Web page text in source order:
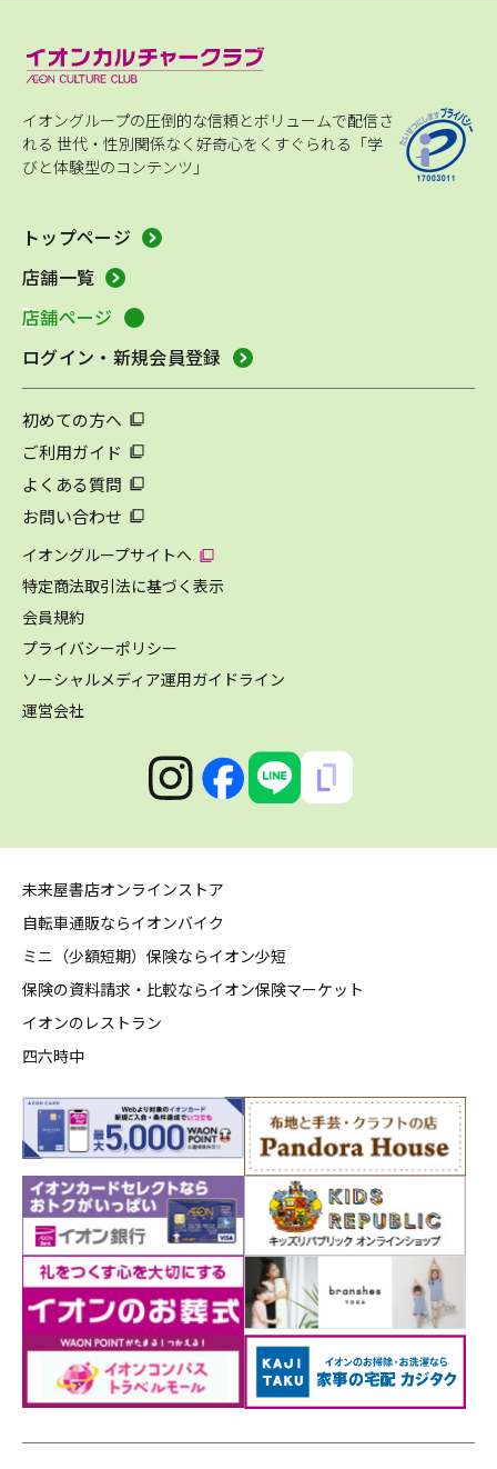
イオングループの圧倒的な信頼とボリュームで配信さ
れる 世代・性別関係なく好奇心をくすぐられる「学
びと体験型のコンテンツ」
トップページ
店舗一覧
店舗ページ
ログイン・新規会員登録
初めての方へ
ご利用ガイド
よくある質問
お問い合わせ
イオングループサイトへ
特定商法取引法に基づく表示
会員規約
プライバシーポリシー
ソーシャルメディア運用ガイドライン
運営会社
未来屋書店オンラインストア
自転車通販ならイオンバイク
ミニ（少額短期）保険ならイオン少短
保険の資料請求・比較ならイオン保険マーケット
イオンのレストラン
四六時中